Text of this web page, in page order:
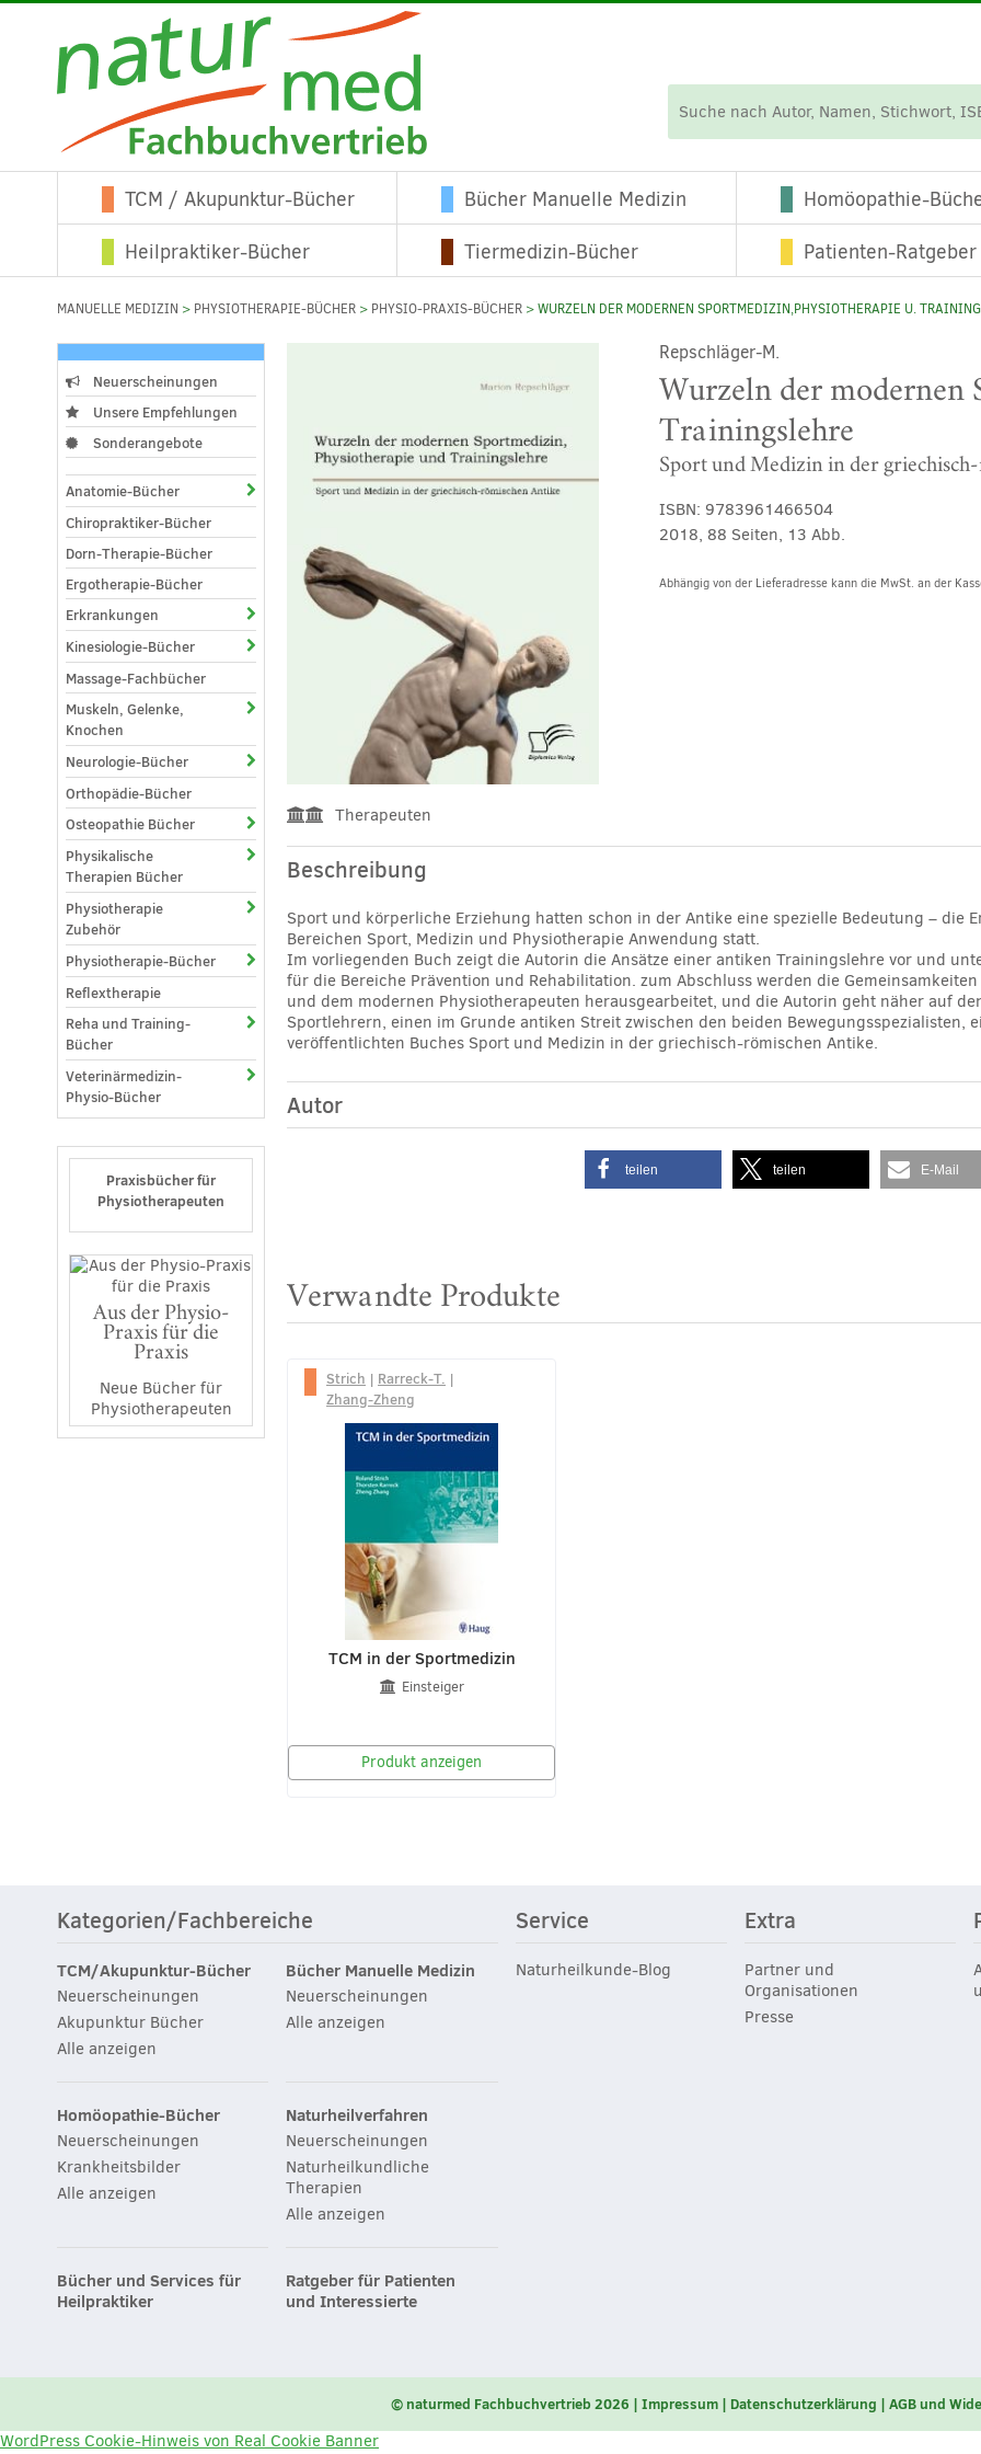
TCM / Akupunktur-Bücher Bücher Manuelle Medizin Homöopathie-
Heilpraktiker-Bücher
Tiermedizin-Bücher Patienten-Ratgeber
MANUELLE MEDIZIN > PHYSIOTHERAPIE-BÜCHER > PHYSIO-PRAXIS-BÜCHER > WURZELN DER MODERNEN SPORTMEDIZIN,PHYSIOTHERAPIE U.
Therapeuten
Repschläger-M.
Wurzeln der modernen
Trainingslehre
Sport und Medizin in der
ISBN: 9783961466504
2018, 88 Seiten, 13 Abb.
Abhängig von der Lieferadresse kann die MwSt. an der
Beschreibung
Sport und körperliche Erziehung hatten schon in der Antike eine spezielle Bedeutung – die
Bereichen Sport, Medizin und Physiotherapie Anwendung statt.
Im vorliegenden Buch zeigt die Autorin die Ansätze einer antiken Trainingslehre vor und
für die Bereiche Prävention und Rehabilitation. zum Abschluss werden die
und dem modernen Physiotherapeuten herausgearbeitet, und die Autorin geht näher auf
Sportlehrern, einen im Grunde antiken Streit zwischen den beiden Bewegungsspezialisten,
veröffentlichten Buches Sport und Medizin in der griechisch-römischen Antike.
Autor
teilen teilen E-Mail
Verwandte Produkte
Strich | Rarreck-T. |
Zhang-Zheng
TCM in der Sportmedizin
Einsteiger
Produkt anzeigen
Neuerscheinungen
Unsere Empfehlungen
Sonderangebote
Anatomie-Bücher
Chiropraktiker-Bücher
Dorn-Therapie-Bücher
Ergotherapie-Bücher
Erkrankungen
Kinesiologie-Bücher
Massage-Fachbücher
Muskeln, Gelenke,
Knochen
Neurologie-Bücher
Orthopädie-Bücher
Osteopathie Bücher
Physikalische
Therapien Bücher
Physiotherapie
Zubehör
Physiotherapie-Bücher
Reflextherapie
Reha und Training-
Bücher
Veterinärmedizin-
Physio-Bücher
Praxisbücher für
Physiotherapeuten
Aus der Physio-
Praxis für die
Praxis
Neue Bücher für
Physiotherapeuten
Kategorien/Fachbereiche
TCM/Akupunktur-Bücher
Neuerscheinungen
Akupunktur Bücher
Alle anzeigen
Bücher Manuelle Medizin
Neuerscheinungen
Alle anzeigen
Homöopathie-Bücher
Neuerscheinungen
Krankheitsbilder
Alle anzeigen
Naturheilverfahren
Neuerscheinungen
Naturheilkundliche
Therapien
Alle anzeigen
Bücher und Services für
Heilpraktiker
Ratgeber für Patienten
und Interessierte
Service
Naturheilkunde-Blog
Extra
Partner und
Organisationen
Presse
© naturmed Fachbuchvertrieb 2026 Impressum Datenschutzerklärung AGB und
WordPress Cookie-Hinweis von Real Cookie Banner